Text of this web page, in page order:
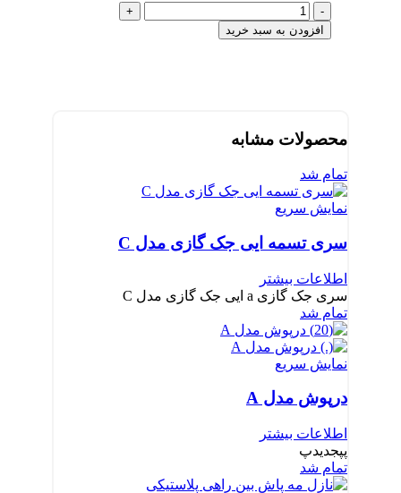
چرخ‌دنده
مخصوص
موتور
دندانپزشکی
قطر
میلی‌متر
عدد
افزودن به سبد خرید
محصولات مشابه
تمام شد
نمایش سریع
سری تسمه ایی جک گازی مدل C
اطلاعات بیشتر
سری جک گازی a ایی جک گازی مدل C
تمام شد
نمایش سریع
درپوش مدل A
اطلاعات بیشتر
پپجدیدپ
تمام شد